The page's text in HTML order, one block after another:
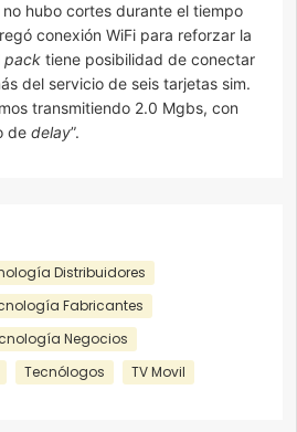
hubo cortes durante el tiempo
conexión WiFi para reforzar la
pack tiene posibilidad de conectar
del servicio de seis tarjetas sim.
transmitiendo 2.0 Mgbs, con
de delay”.
Distribuidores
Fabricantes
Negocios
Tecnólogos TV Movil